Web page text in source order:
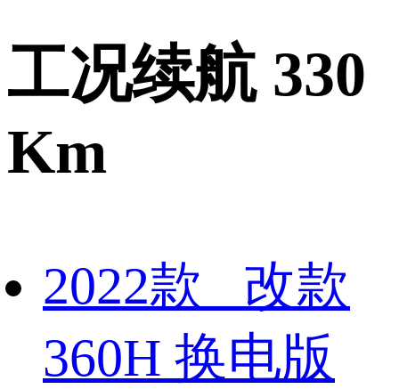
工况续航 330
Km
2022款 改款
360H 换电版